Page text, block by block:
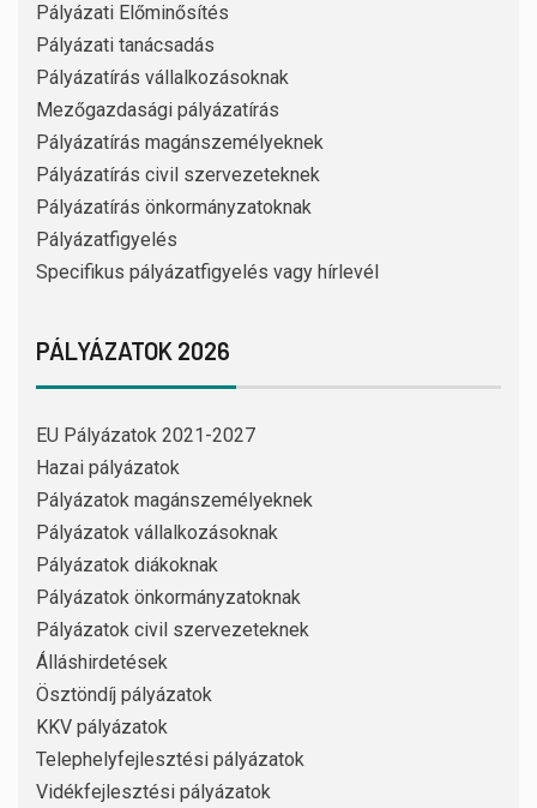
Pályázati Előminősítés
Pályázati tanácsadás
Pályázatírás vállalkozásoknak
Mezőgazdasági pályázatírás
Pályázatírás magánszemélyeknek
Pályázatírás civil szervezeteknek
Pályázatírás önkormányzatoknak
Pályázatfigyelés
Specifikus pályázatfigyelés vagy hírlevél
PÁLYÁZATOK 2026
EU Pályázatok 2021-2027
Hazai pályázatok
Pályázatok magánszemélyeknek
Pályázatok vállalkozásoknak
Pályázatok diákoknak
Pályázatok önkormányzatoknak
Pályázatok civil szervezeteknek
Álláshirdetések
Ösztöndíj pályázatok
KKV pályázatok
Telephelyfejlesztési pályázatok
Vidékfejlesztési pályázatok